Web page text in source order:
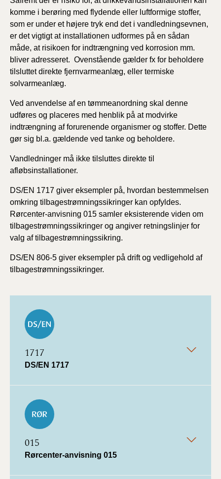
komme i berøring med flydende eller luftformige stoffer,
som er under et højere tryk end det i vandledningsevnen,
er det vigtigt at installationen udformes på en sådan
måde, at risikoen for indtrængning ved korrosion mm.
bliver adresseret. Ovenstående gælder fx for beholdere
tilsluttet direkte fjernvarmeanlæg, eller termiske
solvarmeanlæg.
Ved anvendelse af en tømmeanordning skal denne
udføres og placeres med henblik på at modvirke
indtrængning af forurenende organismer og stoffer. Dette
gør sig bl.a. gældende ved tanke og beholdere.
Vandledninger må ikke tilsluttes direkte til
afløbsinstallationer.
DS/EN 1717 giver eksempler på, hvordan bestemmelsen
omkring tilbagestrømningssikringer kan opfyldes.
Rørcenter-anvisning 015 samler eksisterende viden om
tilbagestrømningssikringer og angiver retningslinjer for
valg af tilbagestrømningssikring.
DS/EN 806-5 giver eksempler på drift og vedligehold af
tilbagestrømningssikringer.
1717
DS/EN 1717
015
Rørcenter-anvisning 015